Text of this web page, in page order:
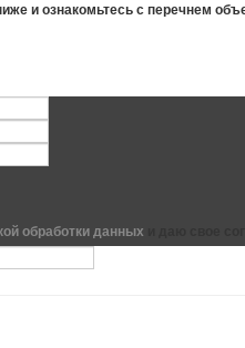
и ознакомьтесь с перечнем
обработки данных